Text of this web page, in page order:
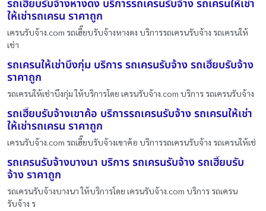
รถเฮี๊ยบรับจ้างหางดง บริการรถเครนรับจ้าง รถเครนให้เช่า
ให้เช่ารถเครน ราคาถูก
เครนรับจ้าง.com รถเฮี๊ยบรับจ้างหางดง บริการรถเครนรับจ้าง รถเครนให้
เช่า
รถเครนให้เช่าบึงกุ่ม บริการ รถเครนรับจ้าง รถเฮี๊ยบรับจ้าง
ราคาถูก
รถเครนให้เช่าบึงกุ่ม ให้บริการโดย เครนรับจ้าง.com บริการ รถเครนรับจ้าง
รถเฮี๊ยบรับจ้างเขาค้อ บริการรถเครนรับจ้าง รถเครนให้เช่า
ให้เช่ารถเครน ราคาถูก
เครนรับจ้าง.com รถเฮี๊ยบรับจ้างเขาค้อ บริการรถเครนรับจ้าง รถเครนให้เช่
รถเครนรับจ้างบางนา บริการ รถเครนรับจ้าง รถเฮี๊ยบรับ
จ้าง ราคาถูก
รถเครนรับจ้างบางนา ให้บริการโดย เครนรับจ้าง.com บริการ รถเครน
รับจ้าง ร